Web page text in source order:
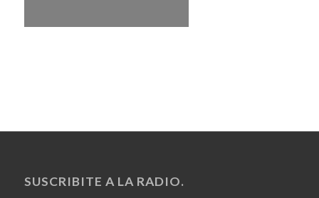
SUSCRIBITE A LA RADIO.